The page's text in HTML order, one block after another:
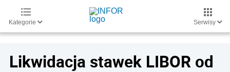
Kategorie Serwisy
Likwidacja stawek LIBOR od